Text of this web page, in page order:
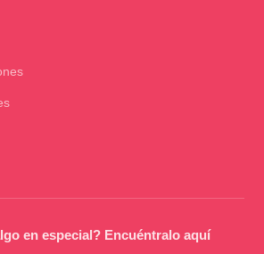
en especial? Encuéntralo aquí